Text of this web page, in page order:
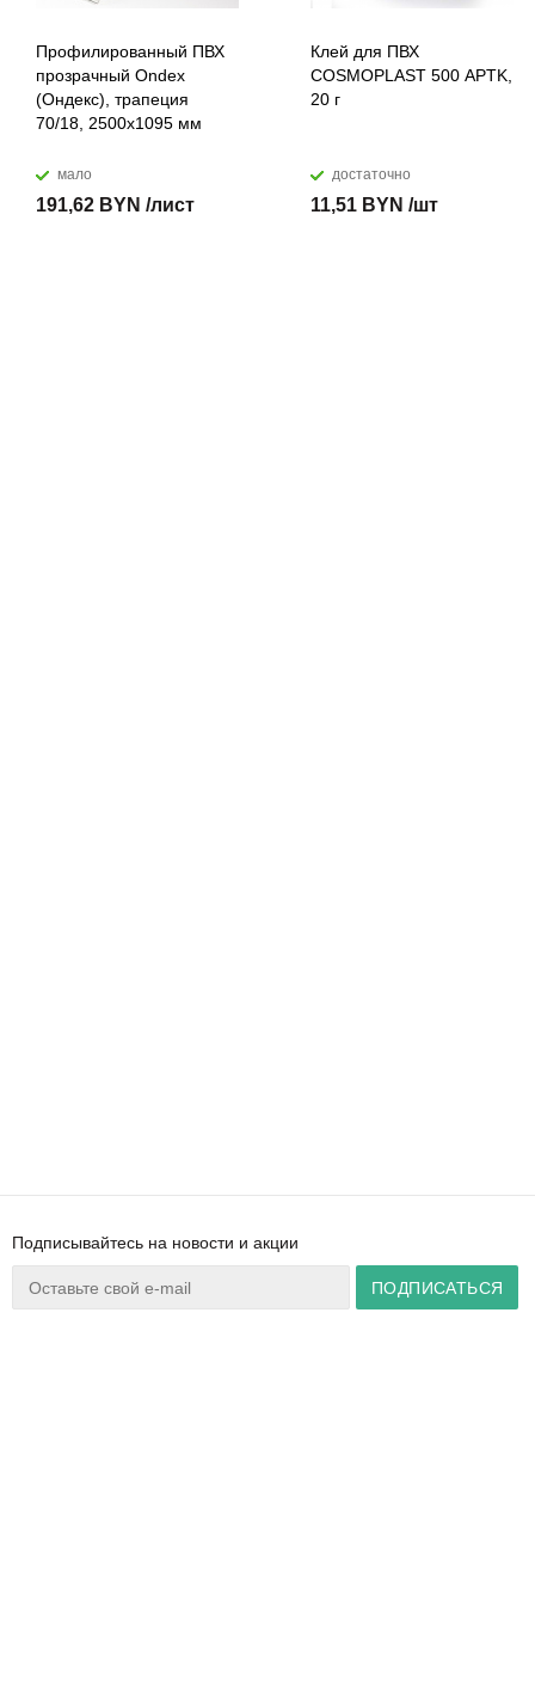
Профилированный ПВХ
прозрачный Ondex
(Ондекс), трапеция
70/18, 2500х1095 мм
мало
191,62 BYN /лист
Клей для ПВХ
COSMOPLAST 500 APTK,
20 г
достаточно
11,51 BYN /шт
Подписывайтесь на новости и акции